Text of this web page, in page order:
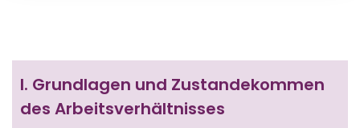
I. Grundlagen und Zustandekommen
des Arbeitsverhältnisses